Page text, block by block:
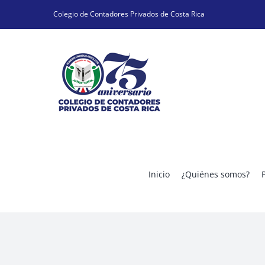
Colegio de Contadores Privados de Costa Rica
Inicio ¿Quiénes somos?